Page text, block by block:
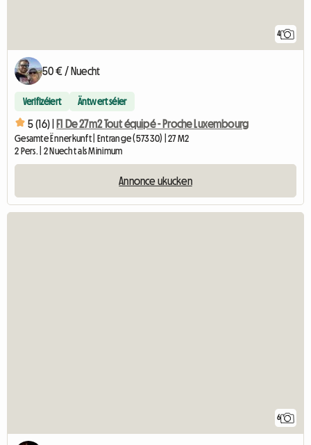
4
50 € / Nuecht
Verifizéiert Äntwert séier
5 (16) | F1 De 27m2 Tout équipé - Proche Luxembourg
Gesamte Ënnerkunft | Entrange (57330) | 27 M2
2 Pers. | 2 Nuecht als Minimum
Annonce ukucken
6